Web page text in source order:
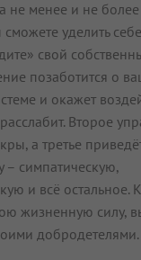
не менее и не
уделить
свой
позаботится о
и окажет
Второе
а третье
– симпатическую,
и всё остальное.
жизненную силу,
добродетелями.